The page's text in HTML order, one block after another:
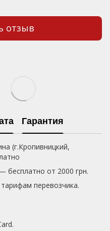
отзыв
Гарантия
(г.Кропивницкий,
бесплатно от 2000 грн.
перевозчика.